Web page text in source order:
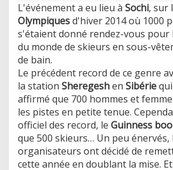
L'événement a eu lieu à Sochi, sur
Olympiquesd'hiver 2014 où 1000
s'étaient donné rendez-vous pour
du monde de skieurs en sous-
de bain.
Le précédent record de ce genre
la station Sheregeshen Sibérie
affirmé que 700 hommes et
les pistes en petite tenue.
officiel des record, le Guinness
que 500 skieurs… Un peu énervés,
organisateurs ont décidé de
cette année en doublant la mise.